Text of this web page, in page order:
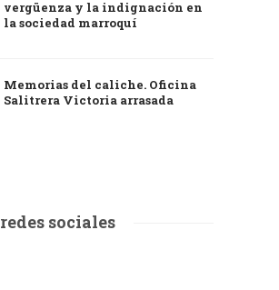
vergüenza y la indignación en
la sociedad marroquí
Memorias del caliche. Oficina
Salitrera Victoria arrasada
sociales